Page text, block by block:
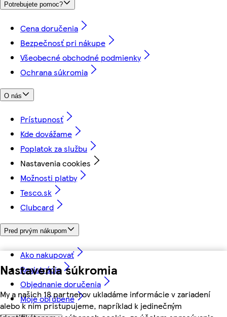
Nastavenia súkromia
My a našich 18 partnerov ukladáme informácie v zariadení
alebo k nim pristupujeme, napríklad k jedinečným
Potrebujete pomoc?
Cena doručenia
Bezpečnosť pri nákupe
Všeobecné obchodné podmienky
Ochrana súkromia
O nás
Prístupnosť
Kde dovážame
Poplatok za službu
Nastavenia cookies
Možnosti platby
Tesco.sk
Clubcard
Pred prvým nákupom
Ako nakupovať
Registrácia
Objednanie doručenia
Moje obľúbené